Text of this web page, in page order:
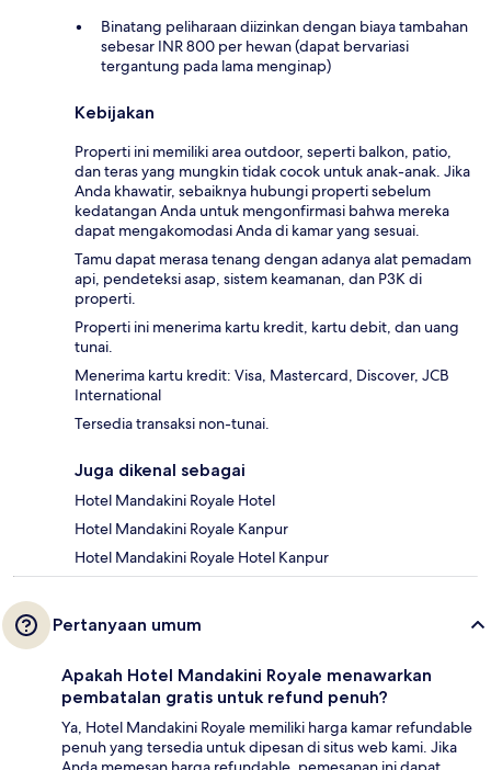
Binatang peliharaan diizinkan dengan biaya tambahan
sebesar INR 800 per hewan (dapat bervariasi
tergantung pada lama menginap)
Kebijakan
Properti ini memiliki area outdoor, seperti balkon, patio,
dan teras yang mungkin tidak cocok untuk anak-anak. Jika
Anda khawatir, sebaiknya hubungi properti sebelum
kedatangan Anda untuk mengonfirmasi bahwa mereka
dapat mengakomodasi Anda di kamar yang sesuai.
Tamu dapat merasa tenang dengan adanya alat pemadam
api, pendeteksi asap, sistem keamanan, dan P3K di
properti.
Properti ini menerima kartu kredit, kartu debit, dan uang
tunai.
Menerima kartu kredit: Visa, Mastercard, Discover, JCB
International
Tersedia transaksi non-tunai.
Juga dikenal sebagai
Hotel Mandakini Royale Hotel
Hotel Mandakini Royale Kanpur
Hotel Mandakini Royale Hotel Kanpur
Pertanyaan umum
Apakah Hotel Mandakini Royale menawarkan
pembatalan gratis untuk refund penuh?
Ya, Hotel Mandakini Royale memiliki harga kamar refundable
penuh yang tersedia untuk dipesan di situs web kami. Jika